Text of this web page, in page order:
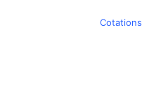
Cotations